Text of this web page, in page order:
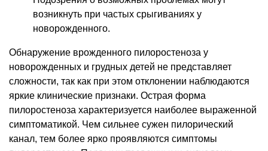
возникнуть при частых срыгиваниях у
новорожденного.
Обнаружение врожденного пилоростеноза у
новорожденных и грудных детей не представляет
сложности, так как при этом отклонении наблюдаются
яркие клинические признаки. Острая форма
пилоростеноза характеризуется наиболее выраженной
симптоматикой. Чем сильнее сужен пилорический
канал, тем более ярко проявляются симптомы